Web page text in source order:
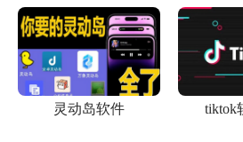
手机版
最新版
灵动岛软件 tiktok